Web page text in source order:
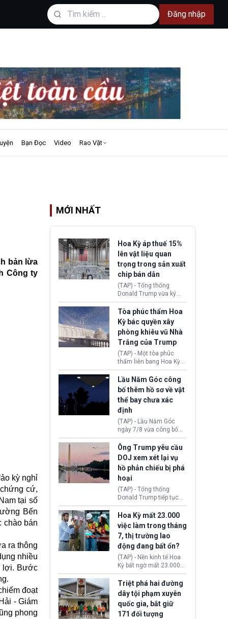
Đăng nhập
Bạn Đọc Video Rao Vặt
bản lừa
Công ty
kỳ nghỉ
cứ,
tại số
Bến
chào bán
ra thông
nhiều
lợi. Bước
đoạt
- Giám
phong
MỚI NHẤT
Hoa Kỳ áp thuế 15%
lên vật liệu quan
trọng trong sản xuất
chip bán dẫn
(TAP) - Tổng thống
Donald Trump vừa ký
sắc lệnh áp thuế bổ
sung 15% cùng cơ chế
giá sàn nhập khẩu
nghiêm ngặt đối với
polysilicon và các sản
phẩm hạ nguồn. Quyết
định này nhằm khôi
phục chuỗi cung ứng
công nghệ, năng lượng
mặt trời nội địa trước sự
thống trị của Trung
Quốc.
Tòa phúc thẩm Hoa
Kỳ bác quyền xây
phòng khiêu vũ Nhà
Trắng của Trump
(TAP) - Một tòa phúc
thẩm liên bang Hoa Kỳ
vừa phán quyết, chính
quyền Tổng thống
Donald Trump không có
quyền tự ý xây phòng
khiêu vũ mới rộng
khoảng 90.000 feet
vuông tại khu vực Cánh
Đông Nhà Trắng.
Lầu Năm Góc công
bố thêm hồ sơ về vật
thể bay chưa xác
định
(TAP) - Lầu Năm Góc
ngày 7/8 vừa công bố
thêm 41 hồ sơ liên quan
đến UFO hay còn được
gọi là hiện tượng bất
thường chưa xác định
(UAP). Những tài liệu này
bao gồm hình ảnh,
video, báo cáo từ nhiều
cơ quan khác nhau như
Cục Điều tra Liên bang
(FBI), Cơ quan Tình báo
Trung ương (CIA) và Bộ
Ngoại giao (DOS).
Ông Trump yêu cầu
DOJ xem xét lại vụ
hồ phản chiếu bị phá
hoại
(TAP) - Tổng thống
Donald Trump tiếp tục
cho rằng, hồ phản chiếu
trước Đài tưởng niệm
Lincoln bị phá hoại. Lãnh
đạo Nhà Trắng yêu cầu
Bộ Tư pháp (DOJ) xem
xét lại quyết định hủy
truy tố những cá nhân bị
nghi ngờ làm hư hại
công trình.
Hoa Kỳ mất 23.000
việc làm trong tháng
7, thị trường lao
động đang bất ổn?
(TAP) - Nền kinh tế Hoa
Kỳ bất ngờ mất 23.000
việc làm vào tháng 7,
cho thấy thị trường lao
động có dấu hiệu suy
yếu sau thời gian duy trì
tương đối ổn định suốt
nửa năm 2026.
Triệt phá hai đường
dây tội phạm xuyên
quốc gia, bắt giữ
171 đối tượng